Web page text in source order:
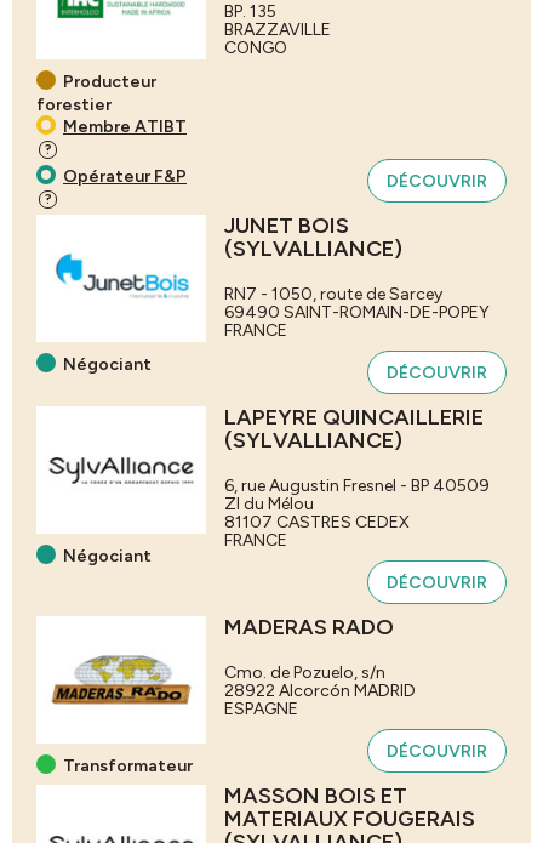
Producteur
forestier
Membre ATIBT
?
Opérateur F&P
?
BP. 135
BRAZZAVILLE
CONGO
DÉCOUVRIR
Négociant
JUNET BOIS
(SYLVALLIANCE)
RN7 - 1050, route de Sarcey
69490 SAINT-ROMAIN-DE-POPEY
FRANCE
DÉCOUVRIR
Négociant
LAPEYRE QUINCAILLERIE
(SYLVALLIANCE)
6, rue Augustin Fresnel - BP 40509
ZI du Mélou
81107 CASTRES CEDEX
FRANCE
DÉCOUVRIR
Transformateur
MADERAS RADO
Cmo. de Pozuelo, s/n
28922 Alcorcón MADRID
ESPAGNE
DÉCOUVRIR
MASSON BOIS ET
MATERIAUX FOUGERAIS